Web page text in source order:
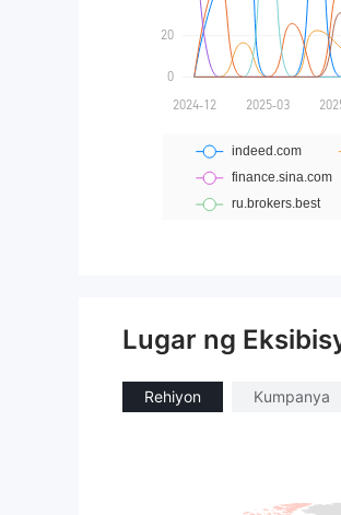
Lugar ng
Rehiyon Kumpanya